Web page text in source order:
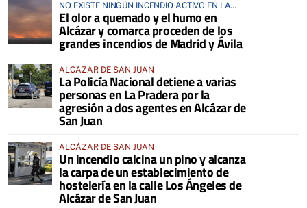
NO EXISTE NINGÚN INCENDIO ACTIVO EN LA
COMARCA
El olor a quemado y el humo en
Alcázar y comarca proceden de los
grandes incendios de Madrid y Ávila
ALCÁZAR DE SAN JUAN
La Policía Nacional detiene a varias
personas en La Pradera por la
agresión a dos agentes en Alcázar de
San Juan
ALCÁZAR DE SAN JUAN
Un incendio calcina un pino y alcanza
la carpa de un establecimiento de
hostelería en la calle Los Ángeles de
Alcázar de San Juan